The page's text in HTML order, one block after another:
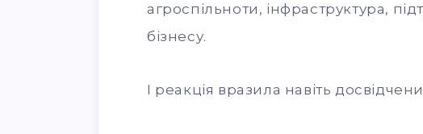
агроспільноти, інфраструктура,
бізнесу.
І реакція вразила навіть